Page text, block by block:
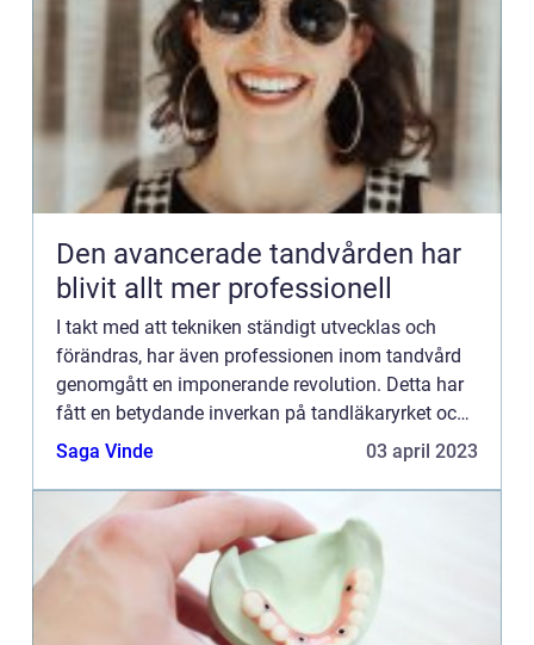
Den avancerade tandvården har
blivit allt mer professionell
I takt med att tekniken ständigt utvecklas och
förändras, har även professionen inom tandvård
genomgått en imponerande revolution. Detta har
fått en betydande inverkan på tandläkaryrket och
det sätt som avancerad tandvård utförs idag. Mer
Saga Vinde 03 april 2023